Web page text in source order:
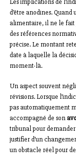
Les implications de
d’être anodines.
alimentaire, il ne le fait
des références
précise. Le montant
date à laquelle la
moment-là.
Un aspect souvent
révisions. Lorsque
pas automatiquement
accompagné de son
tribunal pour demander
justifier d’un
un obstacle réel pour